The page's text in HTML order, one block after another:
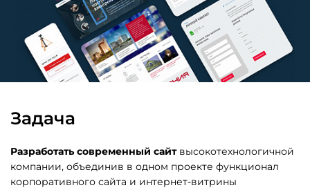
Битрикс 24
Задача
Разработать современный сайтвысокотехнологичной
компании, объединив в одном проекте функционал
корпоративного сайта и интернет-витрины